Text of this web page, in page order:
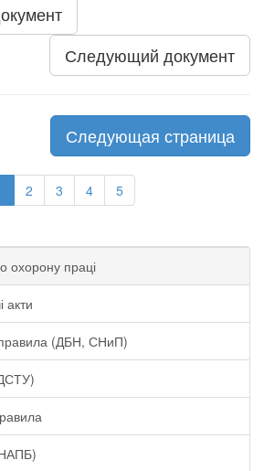
Следующий документ
Следующая страница
2 3 4 5
охорону праці
акти
правила (ДБН, СНиП)